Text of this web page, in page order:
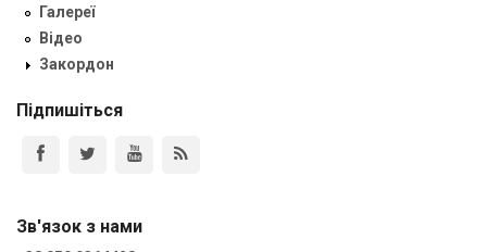
Галереї
Відео
Закордон
Підпишіться
Зв'язок з нами